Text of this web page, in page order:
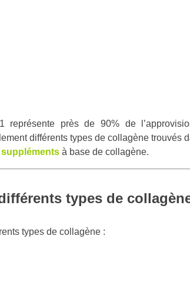
représente près de 90% de
différents types de collagène trouvés
suppléments à base de collagène.
types de
types de collagène :